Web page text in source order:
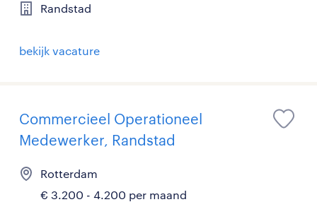
Randstad
bekijk vacature
Commercieel Operationeel
Medewerker, Randstad
Rotterdam
€ 3.200 - 4.200 per maand